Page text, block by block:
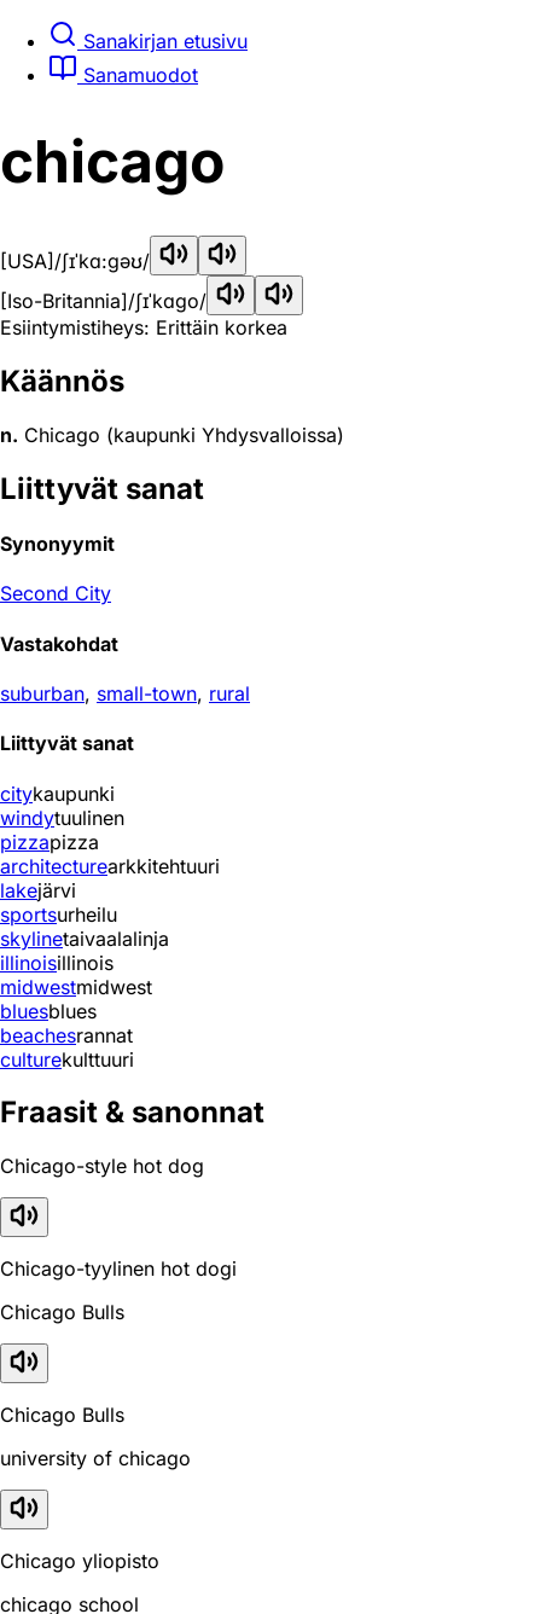
Sanakirjan etusivu
Sanamuodot
chicago
[USA] /ʃɪˈkɑ:gəʊ/
[Iso-Britannia]/ʃɪˈkɑɡo/
Esiintymistiheys: Erittäin korkea
Käännös
n. Chicago (kaupunki Yhdysvalloissa)
Liittyvät sanat
Synonyymit
Second City
Vastakohdat
suburban, small-town, rural
Liittyvät sanat
citykaupunki
windytuulinen
pizzapizza
architecturearkkitehtuuri
lakejärvi
sportsurheilu
skylinetaivaalalinja
illinoisillinois
midwestmidwest
bluesblues
beachesrannat
culturekulttuuri
Fraasit & sanonnat
Chicago-style hot dog
Chicago-tyylinen hot dogi
Chicago Bulls
Chicago Bulls
university of chicago
Chicago yliopisto
chicago school